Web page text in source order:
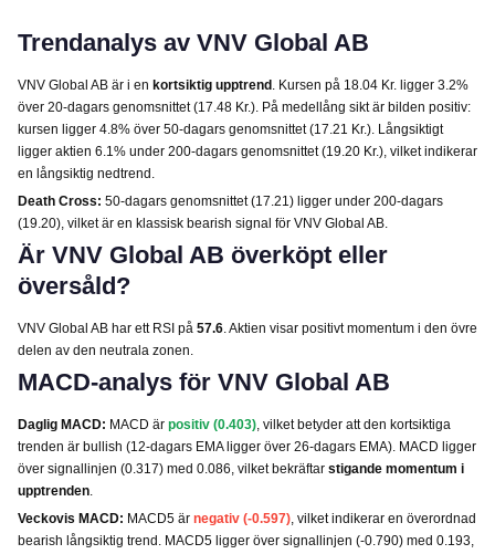
Trendanalys av VNV Global AB
VNV Global AB är i en kortsiktig upptrend . Kursen på 18.04 Kr. ligger 3.2%
över 20-dagars genomsnittet (17.48 Kr.). På medellång sikt är bilden positiv:
kursen ligger 4.8% över 50-dagars genomsnittet (17.21 Kr.). Långsiktigt
ligger aktien 6.1% under 200-dagars genomsnittet (19.20 Kr.), vilket indikerar
en långsiktig nedtrend.
Death Cross: 50-dagars genomsnittet (17.21) ligger under 200-dagars
(19.20), vilket är en klassisk bearish signal för VNV Global AB.
Är VNV Global AB överköpt eller
översåld?
VNV Global AB har ett RSI på 57.6. Aktien visar positivt momentum i den övre
delen av den neutrala zonen.
MACD-analys för VNV Global AB
Daglig MACD: MACD är positiv (0.403), vilket betyder att den kortsiktiga
trenden är bullish (12-dagars EMA ligger över 26-dagars EMA). MACD ligger
över signallinjen (0.317) med 0.086, vilket bekräftar stigande momentum i
upptrenden.
Veckovis MACD: MACD5 är negativ (-0.597), vilket indikerar en överordnad
bearish långsiktig trend. MACD5 ligger över signallinjen (-0.790) med 0.193,